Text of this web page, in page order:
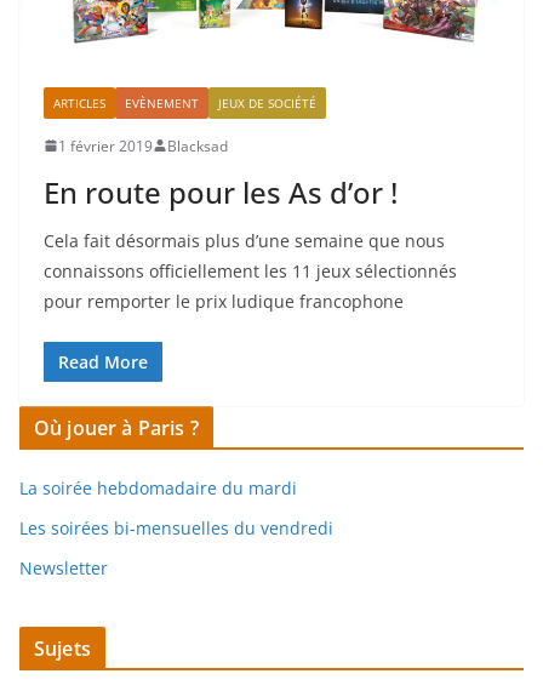
ARTICLES EVÈNEMENT JEUX DE SOCIÉTÉ
1 février 2019 Blacksad
En route pour les As d’or !
Cela fait désormais plus d’une semaine que nous
connaissons officiellement les 11 jeux sélectionnés
pour remporter le prix ludique francophone
Read More
Où jouer à Paris ?
La soirée hebdomadaire du mardi
Les soirées bi-mensuelles du vendredi
Newsletter
Sujets